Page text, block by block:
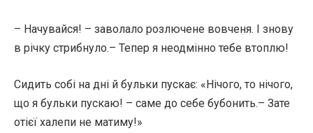
– Начувайся! – заволало розлючене вовченя. І знову
в річку стрибнуло.– Тепер я неодмінно тебе втоплю!
Сидить собі на дні й бульки пускає: «Нічого, то нічого,
що я бульки пускаю! – саме до себе бубонить.– Зате
отієї халепи не матиму!»